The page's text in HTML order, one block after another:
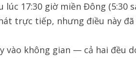
lúc 17:30 giờ miền Đông (5:30
trực tiếp, nhưng điều này đã
vào không gian — cả hai